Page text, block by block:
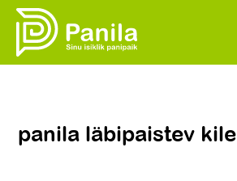
panila läbipaistev kile